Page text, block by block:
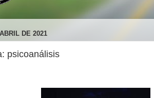
DE 2021
psicoanálisis